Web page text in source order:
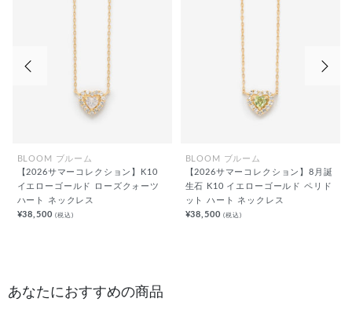
BLOOM ブルーム
【2026サマーコレクション】K10
イエローゴールド ローズクォーツ
ハート ネックレス
¥38,500(税込)
BLOOM ブルーム
【2026サマーコレクション】8月誕
生石 K10 イエローゴールド ペリド
ット ハート ネックレス
¥38,500(税込)
あなたにおすすめの商品